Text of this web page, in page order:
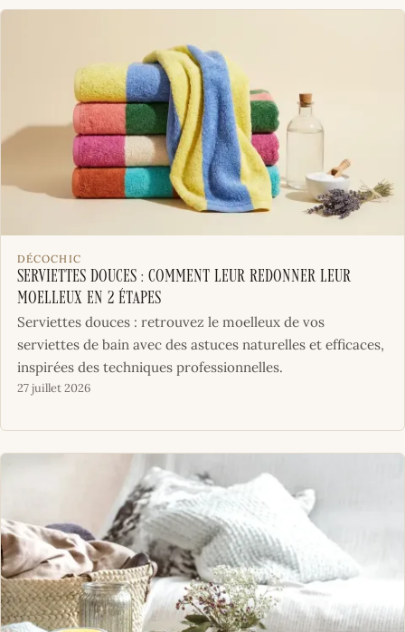
DÉCOCHIC
Serviettes douces : comment leur redonner leur
moelleux en 2 étapes
Serviettes douces : retrouvez le moelleux de vos
serviettes de bain avec des astuces naturelles et efficaces,
inspirées des techniques professionnelles.
27 juillet 2026